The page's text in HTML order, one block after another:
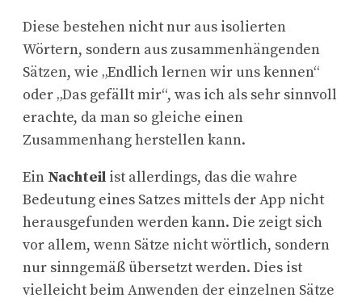
Diese bestehen nicht nur aus isolierten
Wörtern, sondern aus zusammenhängenden
Sätzen, wie „Endlich lernen wir uns kennen“
oder „Das gefällt mir“, was ich als sehr sinnvoll
erachte, da man so gleiche einen
Zusammenhang herstellen kann.
Ein Nachteil ist allerdings, das die wahre
Bedeutung eines Satzes mittels der App nicht
herausgefunden werden kann. Die zeigt sich
vor allem, wenn Sätze nicht wörtlich, sondern
nur sinngemäß übersetzt werden. Dies ist
vielleicht beim Anwenden der einzelnen Sätze